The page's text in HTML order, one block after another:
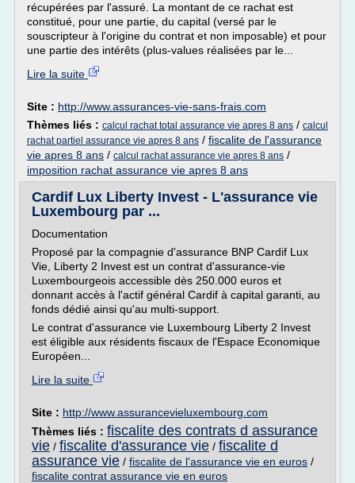
récupérées par l'assuré. La montant de ce rachat est
constitué, pour une partie, du capital (versé par le
souscripteur à l'origine du contrat et non imposable) et pour
une partie des intérêts (plus-values réalisées par le...
Lire la suite
Site : http://www.assurances-vie-sans-frais.com
Thèmes liés : calcul rachat total assurance vie apres 8 ans / calcul
rachat partiel assurance vie apres 8 ans / fiscalite de l'assurance
vie apres 8 ans / calcul rachat assurance vie apres 8 ans /
imposition rachat assurance vie apres 8 ans
Cardif Lux Liberty Invest - L'assurance vie
Luxembourg par ...
Documentation
Proposé par la compagnie d'assurance BNP Cardif Lux
Vie, Liberty 2 Invest est un contrat d'assurance-vie
Luxembourgeois accessible dès 250.000 euros et
donnant accès à l'actif général Cardif à capital garanti, au
fonds dédié ainsi qu'au multi-support.
Le contrat d'assurance vie Luxembourg Liberty 2 Invest
est éligible aux résidents fiscaux de l'Espace Economique
Européen...
Lire la suite
Site : http://www.assurancevieluxembourg.com
Thèmes liés : fiscalite des contrats d assurance
vie / fiscalite d'assurance vie / fiscalite d
assurance vie / fiscalite de l'assurance vie en euros /
fiscalite contrat assurance vie en euros